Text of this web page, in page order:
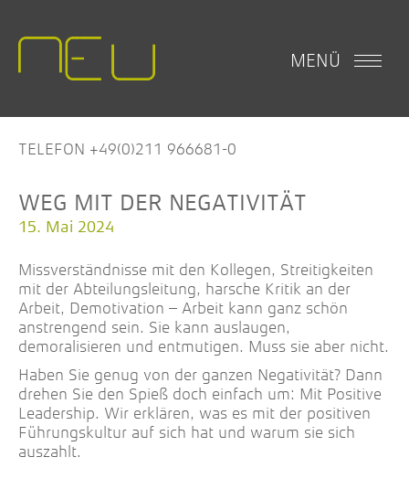
MENÜ
TELEFON +49(0)211 966681-0
WEG MIT DER NEGATIVITÄT
15. Mai 2024
Missverständnisse mit den Kollegen, Streitigkeiten
mit der Abteilungsleitung, harsche Kritik an der
Arbeit, Demotivation – Arbeit kann ganz schön
anstrengend sein. Sie kann auslaugen,
demoralisieren und entmutigen. Muss sie aber nicht.
Haben Sie genug von der ganzen Negativität? Dann
drehen Sie den Spieß doch einfach um: Mit Positive
Leadership. Wir erklären, was es mit der positiven
Führungskultur auf sich hat und warum sie sich
auszahlt.